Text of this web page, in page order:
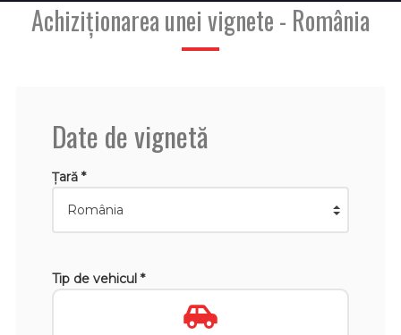
Achiziționarea unei vignete - România
Date de vignetă
Țară *
Tip de vehicul *